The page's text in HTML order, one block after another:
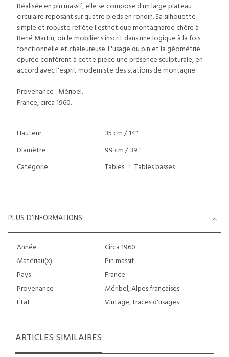
Réalisée en pin massif, elle se compose d'un large plateau
circulaire reposant sur quatre pieds en rondin. Sa silhouette
simple et robuste reflète l'esthétique montagnarde chère à
René Martin, où le mobilier s'inscrit dans une logique à la fois
fonctionnelle et chaleureuse. L'usage du pin et la géométrie
épurée confèrent à cette pièce une présence sculpturale, en
accord avec l'esprit moderniste des stations de montagne.
Provenance : Méribel.
France, circa 1960.
Hauteur
35 cm / 14"
Diamètre
99 cm / 39 "
Catégorie
Tables Tables basses
PLUS D’INFORMATIONS
Année
Circa 1960
Matériau(x)
Pin massif
Pays
France
Provenance
Méribel, Alpes françaises
État
Vintage, traces d'usages
ARTICLES SIMILAIRES